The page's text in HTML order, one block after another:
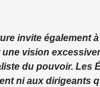
invite également à
une vision
du pouvoir. Les
ni aux dirigeants